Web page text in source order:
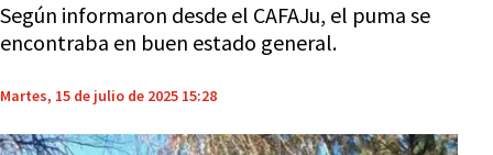
Según informaron desde el CAFAJu, el puma se
encontraba en buen estado general.
Martes, 15 de julio de 2025 15:28